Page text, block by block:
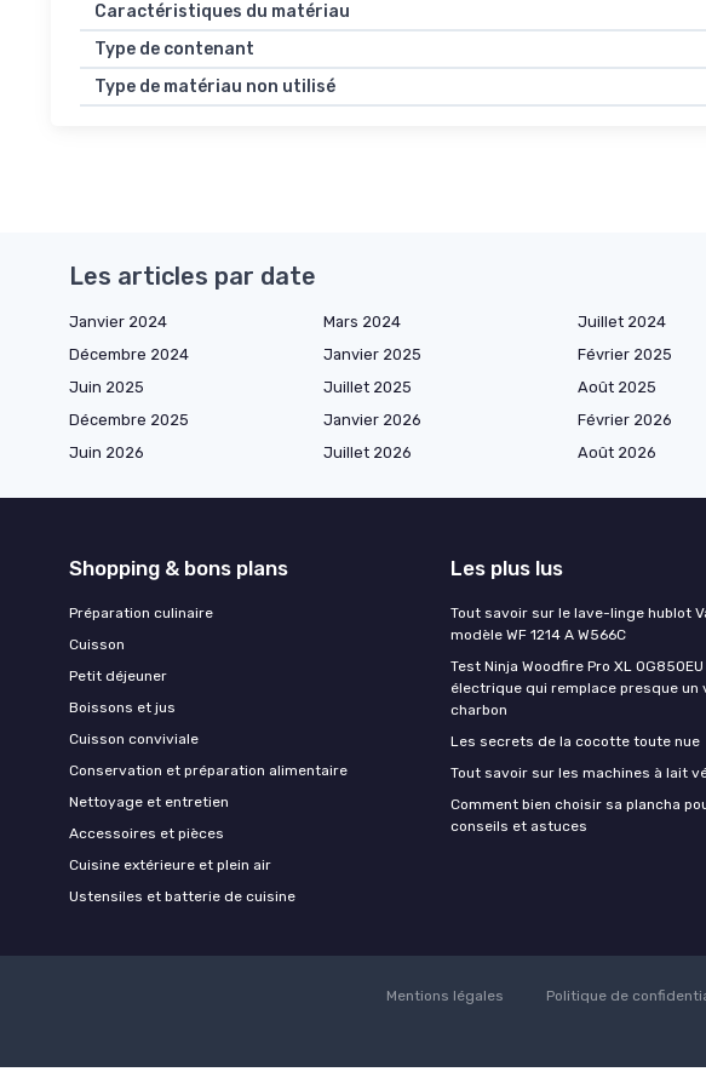
Caractéristiques du matériau
Type de contenant
Type de matériau non utilisé
Les articles par date
Janvier 2024 Mars 2024 Juillet 2024
Décembre 2024
Janvier 2025 Février 2025
Juin 2025
Juillet 2025 Août 2025
Décembre 2025
Janvier 2026 Février 2026
Juin 2026
Juillet 2026 Août 2026
Shopping & bons plans
Préparation culinaire
Cuisson
Petit déjeuner
Boissons et jus
Cuisson conviviale
Conservation et préparation alimentaire
Nettoyage et entretien
Accessoires et pièces
Cuisine extérieure et plein air
Ustensiles et batterie de cuisine
Les plus lus
Tout savoir sur le lave-linge hublot
modèle WF 1214 A W566C
Test Ninja Woodfire Pro XL
électrique qui remplace presque un
charbon
Les secrets de la cocotte toute nue
Tout savoir sur les machines à lait
Comment bien choisir sa plancha
conseils et astuces
Mentions légales Politique de